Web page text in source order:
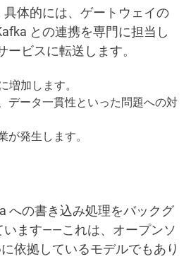
体的には、ゲートウェイの
との連携を専門に担当し
ビスに転送します。
増加します。
データ一貫性といった問題への対
が発生します。
への書き込み処理をバックグ
います——これは、オープンソ
依拠しているモデルでもあり